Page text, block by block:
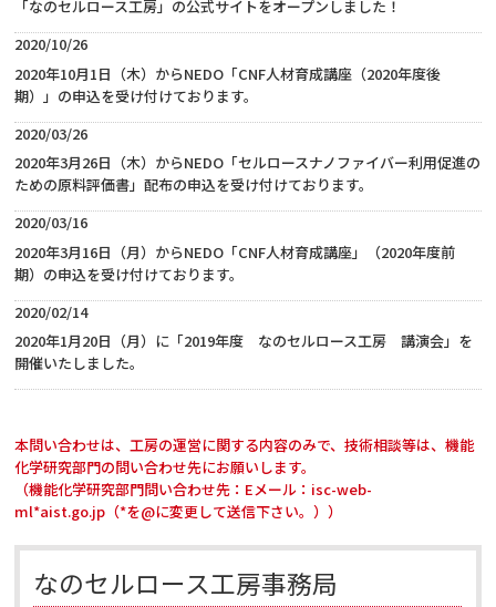
「なのセルロース工房」の公式サイトをオープンしました！
2020/10/26
2020年10月1日（木）からNEDO「CNF人材育成講座（2020年度後
期）」の申込を受け付けております。
2020/03/26
2020年3月26日（木）からNEDO「セルロースナノファイバー利用促進の
ための原料評価書」配布の申込を受け付けております。
2020/03/16
2020年3月16日（月）からNEDO「CNF人材育成講座」（2020年度前
期）の申込を受け付けております。
2020/02/14
2020年1月20日（月）に「2019年度 なのセルロース工房 講演会」を
開催いたしました。
本問い合わせは、工房の運営に関する内容のみで、技術相談等は、機能
化学研究部門の問い合わせ先にお願いします。
（機能化学研究部門問い合わせ先：Eメール：isc-web-
ml*aist.go.jp（*を@に変更して送信下さい。））
なのセルロース工房事務局